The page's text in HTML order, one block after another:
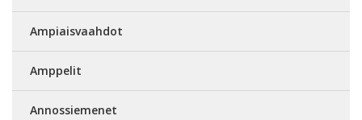
Ampiaisvaahdot
Amppelit
Annossiemenet